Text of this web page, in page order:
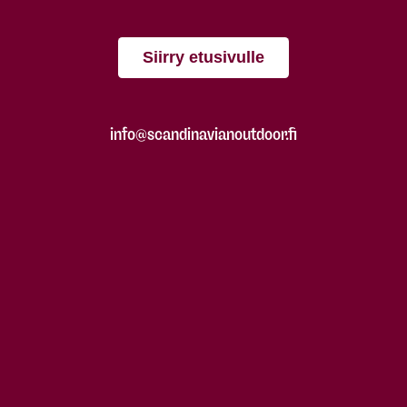
Siirry etusivulle
info@scandinavianoutdoor.fi